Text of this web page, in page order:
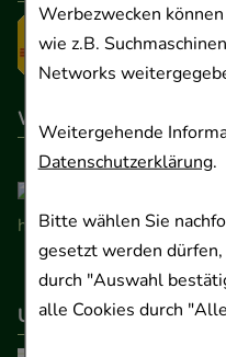
Werbezwecken
wie z.B.
Networks
Weitergehende
Datenschutzerklärung.
Bitte wählen Sie
gesetzt werden
durch "Auswahl
alle Cookies durch
Wir sind hier gelistet
Unser Netzwerk